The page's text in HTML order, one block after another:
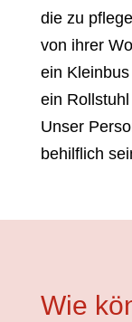
die zu
von ihrer
ein
ein
Unser
behilflich
Wie